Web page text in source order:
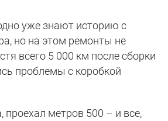
уже знают историю с
но на этом ремонты не
всего 5 000 км после сборки
проблемы с коробкой
метров 500 – и все,